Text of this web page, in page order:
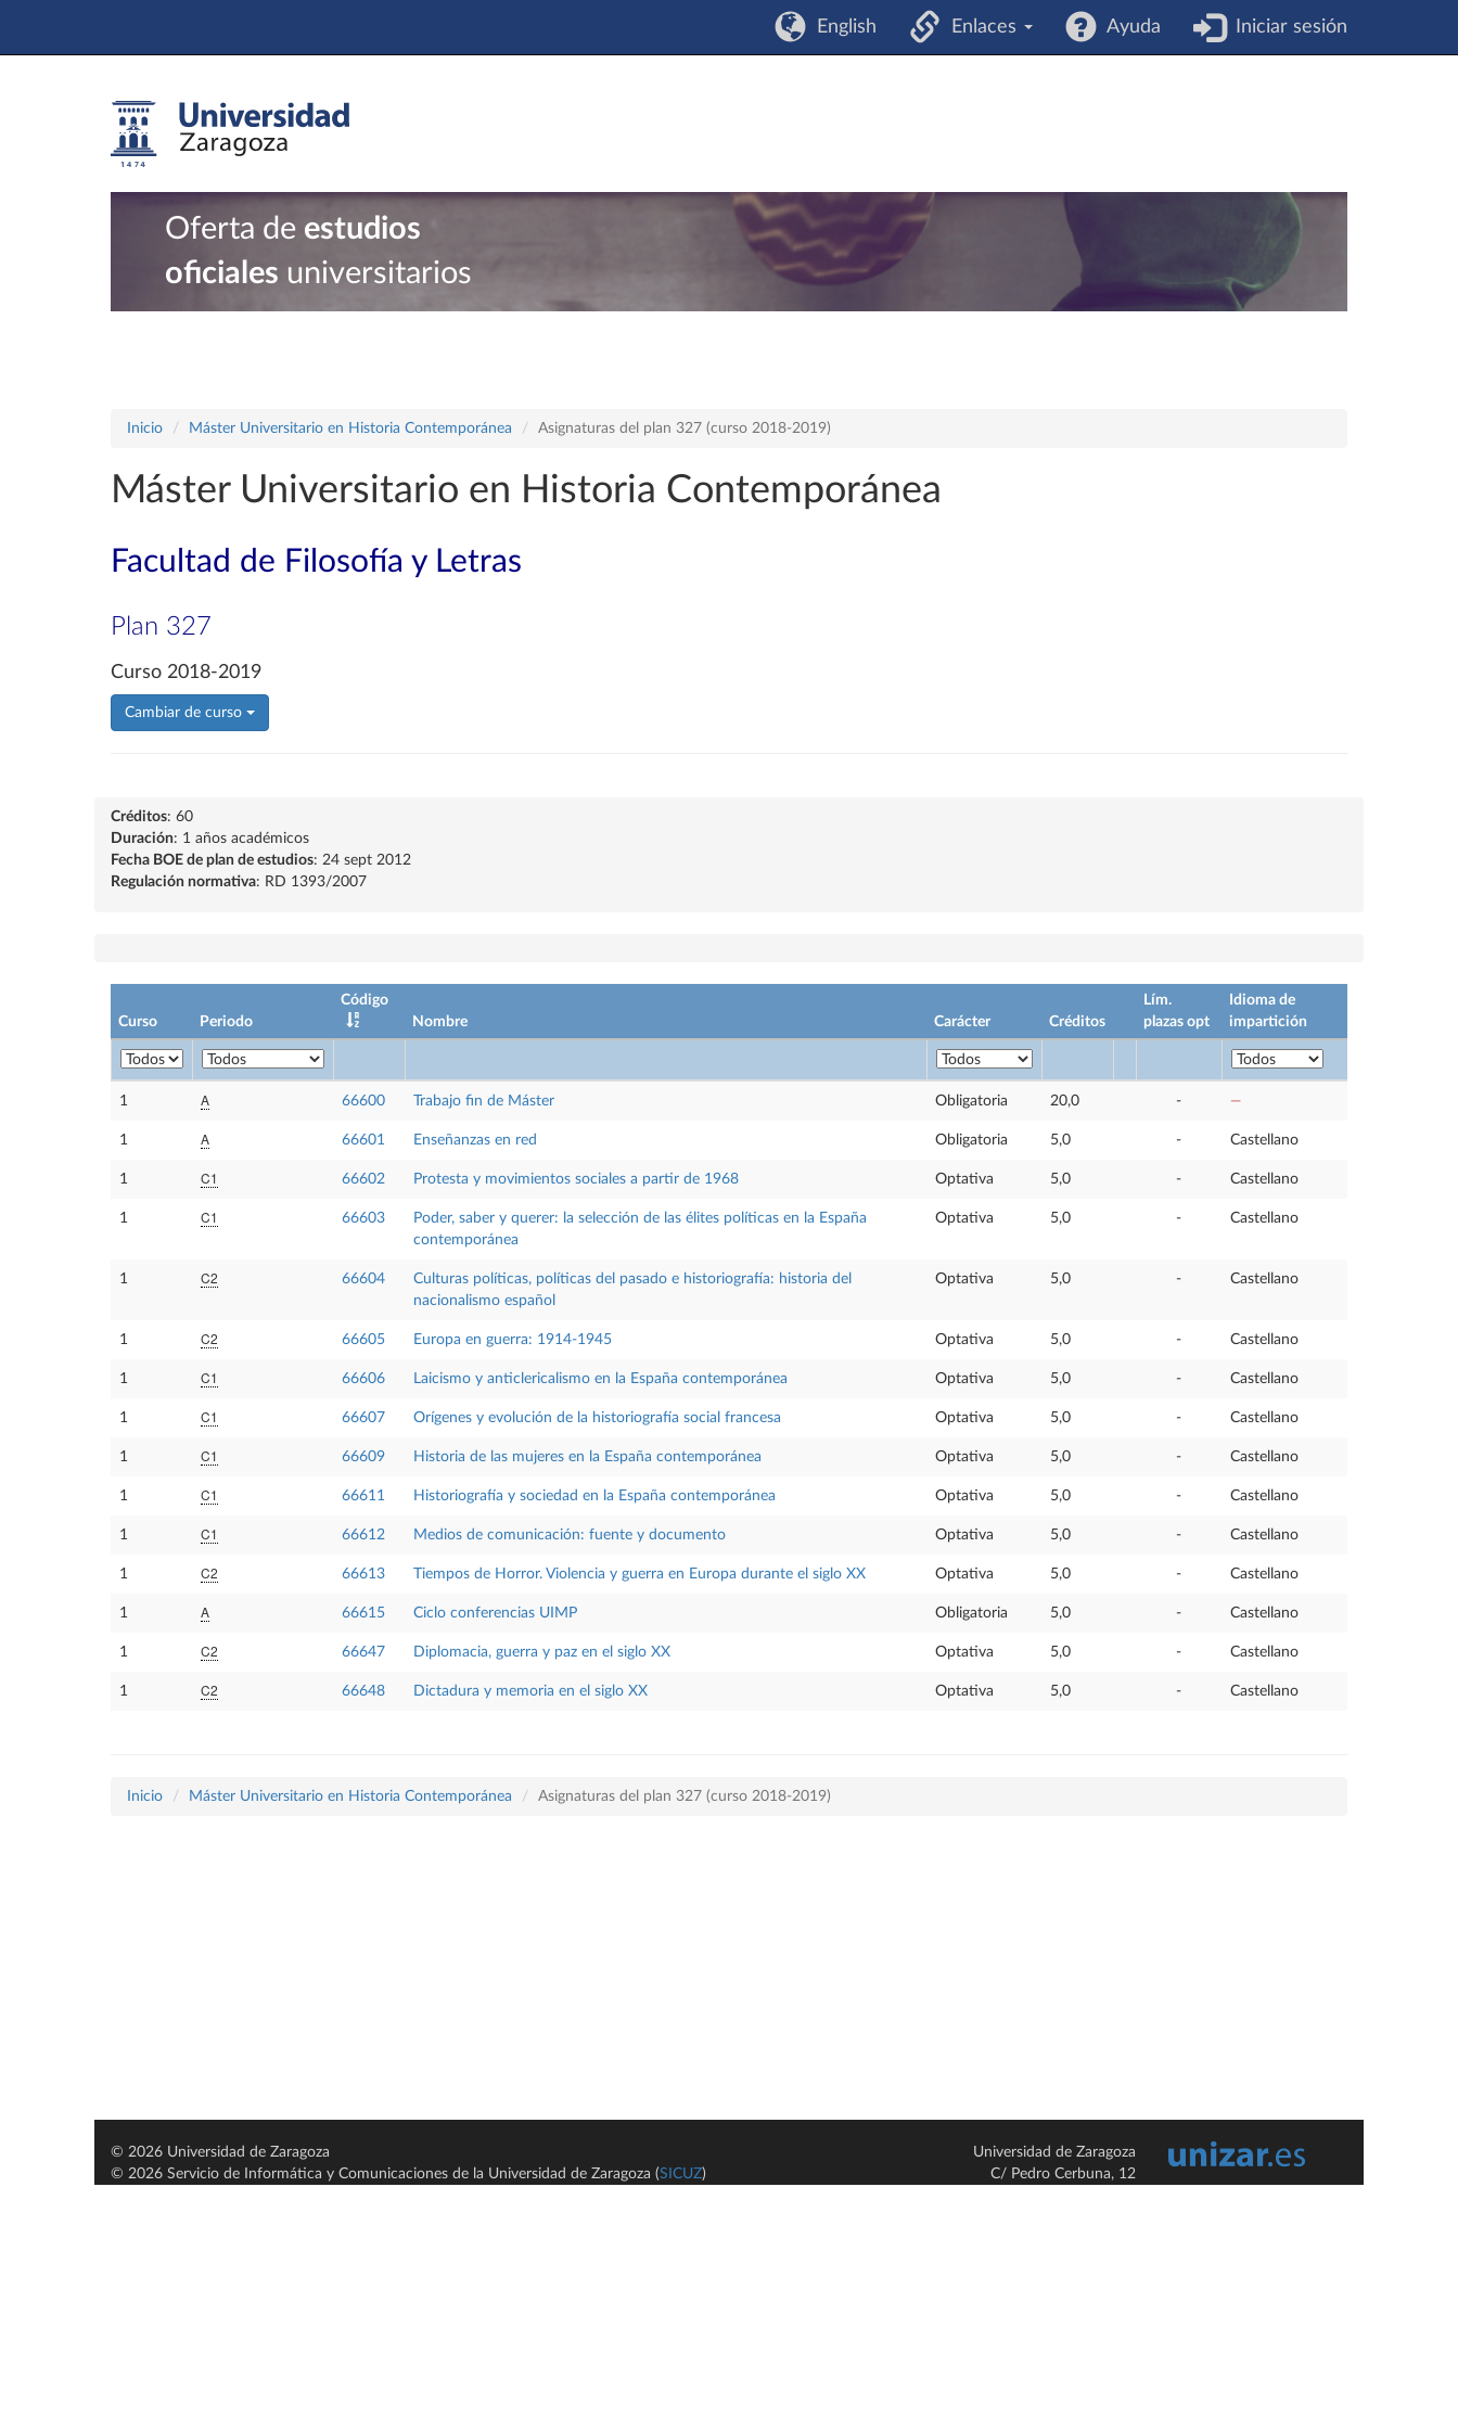
English Enlaces Ayuda Iniciar sesión
Oferta de estudios
oficiales universitarios
Inicio Máster Universitario en Historia Contemporánea Asignaturas del plan 327 (curso 2018-2019)
Máster Universitario en Historia Contemporánea
Facultad de Filosofía y Letras
Plan 327
Curso 2018-2019
Cambiar de curso
Créditos: 60
Duración: 1 años académicos
Fecha BOE de plan de estudios: 24 sept 2012
Regulación normativa: RD 1393/2007
Curso Periodo
Código
Nombre
Carácter Créditos
Lím.
plazas opt
Idioma de
impartición
1 A 66600 Trabajo fin de Máster Obligatoria 20,0 - —
1 A 66601 Enseñanzas en red Obligatoria 5,0 - Castellano
1 C1 66602 Protesta y movimientos sociales a partir de 1968 Optativa 5,0 - Castellano
1 C1 66603
Poder, saber y querer: la selección de las élites políticas en la España
contemporánea
Optativa 5,0 - Castellano
1 C2 66604
Culturas políticas, políticas del pasado e historiografía: historia del
nacionalismo español
Optativa 5,0 - Castellano
1 C2 66605 Europa en guerra: 1914-1945 Optativa 5,0 - Castellano
1 C1 66606 Laicismo y anticlericalismo en la España contemporánea Optativa 5,0 - Castellano
1 C1 66607 Orígenes y evolución de la historiografía social francesa Optativa 5,0 - Castellano
1 C1 66609 Historia de las mujeres en la España contemporánea Optativa 5,0 - Castellano
1 C1 66611 Historiografía y sociedad en la España contemporánea Optativa 5,0 - Castellano
1 C1 66612 Medios de comunicación: fuente y documento Optativa 5,0 - Castellano
1 C2 66613 Tiempos de Horror. Violencia y guerra en Europa durante el siglo XX Optativa 5,0 - Castellano
1 A 66615 Ciclo conferencias UIMP Obligatoria 5,0 - Castellano
1 C2 66647 Diplomacia, guerra y paz en el siglo XX Optativa 5,0 - Castellano
1 C2 66648 Dictadura y memoria en el siglo XX Optativa 5,0 - Castellano
Inicio Máster Universitario en Historia Contemporánea Asignaturas del plan 327 (curso 2018-2019)
© 2026 Universidad de Zaragoza
© 2026 Servicio de Informática y Comunicaciones de la Universidad de Zaragoza (SICUZ)
Universidad de Zaragoza
C/ Pedro Cerbuna, 12